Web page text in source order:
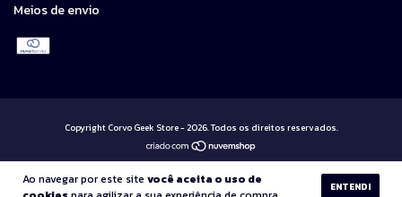
Ao navegar por este site você aceita o uso de
ENTENDI
Meios de envio
Copyright Corvo Geek Store - 2026. Todos os direitos reservados.